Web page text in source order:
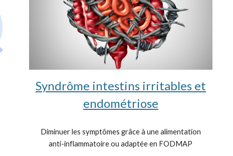
Syndrôme intestins irritables et
endométriose
Diminuer les symptômes grâce à une alimentation
anti-inflammatoire ou adaptée en FODMAP